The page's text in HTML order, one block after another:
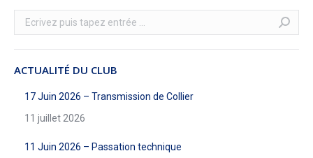
Recherche
:
ACTUALITÉ DU CLUB
17 Juin 2026 – Transmission de Collier
11 juillet 2026
11 Juin 2026 – Passation technique